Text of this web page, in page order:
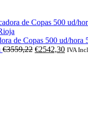
de Copas 500 ud/hora
€3559,22 O
€2542,30OIVA